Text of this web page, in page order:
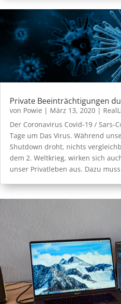
Private Beeinträchtigungen
von Powie | März 13, 2020 |
Der Coronavirus Covid-19 / Sars-
Tage um Das Virus. Während
Shutdown droht, nichts
dem 2. Weltkrieg, wirken sich
unser Privatleben aus. Dazu